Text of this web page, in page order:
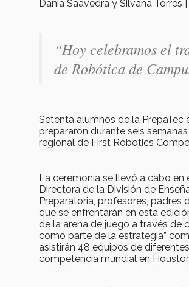
Dania Saavedra y Silvana Torres
“Hoy celebramos el
de Robótica de
Setenta alumnos de la
prepararon durante seis
regional de First Robotics
La ceremonia se llevó a cabo en
Directora de la División de
Preparatoria, profesores, padres
que se enfrentarán en esta
de la arena de juego a través de
como parte de la estrategia”
asistirán 48 equipos de
competencia mundial en